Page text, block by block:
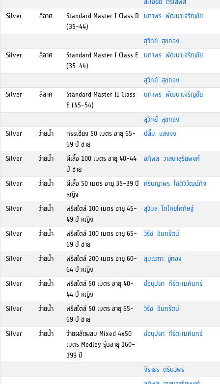
Silver
ลีลาศ
Standard Master I Class D
(35-44)
นภาพร พัฒนาเจริญชัย
สุวิทย์ สุขทอง
Silver
ลีลาศ
Standard Master I Class E
(35-44)
นภาพร พัฒนาเจริญชัย
สุวิทย์ สุขทอง
Silver
ลีลาศ
Standard Master II Class
E (45-54)
นภาพร พัฒนาเจริญชัย
สุวิทย์ สุขทอง
Silver
ว่ายน้ำ
กรรเชียง 50 เมตร อายุ 65-
69 ปี ชาย
ปลื้ม แสงจง
Silver ว่ายน้ำ
ผีเสื้อ 100 เมตร อายุ 40-44
ปี ชาย
อภิพล วาสนาสุริยพงศ์
Silver ว่ายน้ำ
ผีเสื้อ 50 เมตร อายุ 35-39 ปี
หญิง
ศรินญาพร โชติวิวัฒน์กิจ
Silver ว่ายน้ำ
ฟรีสไตล์ 100 เมตร อายุ 45-
49 ปี หญิง
สุวิมล โภไคยโศภิษฐ์
Silver ว่ายน้ำ
ฟรีสไตล์ 100 เมตร อายุ 65-
69 ปี ชาย
วิรัช อินทรัตน์
Silver ว่ายน้ำ
ฟรีสไตล์ 200 เมตร อายุ 60-
64 ปี หญิง
สุมณฑา บู่ทอง
Silver ว่ายน้ำ
ฟรีสไตล์ 50 เมตร อายุ 40-
44 ปี หญิง
ช่อบุปผา กีร์ตะเมคินทร์
Silver ว่ายน้ำ
ฟรีสไตล์ 50 เมตร อายุ 65-
69 ปี ชาย
วิรัช อินทรัตน์
Silver ว่ายน้ำ
ว่ายผลัดผสม Mixed 4x50
เมตร Medley รุ่นอายุ 160-
199 ปี
ช่อบุปผา กีร์ตะเมคินทร์
จิราธร ตรีนวพร